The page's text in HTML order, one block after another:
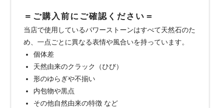
＝ご購入前にご確認ください＝
当店で使用しているパワーストーンはすべて天然石のた
め、一点ごとに異なる表情や風合いを持っています。
個体差
天然由来のクラック（ひび）
形のゆらぎや不揃い
内包物や黒点
その他自然由来の特徴 など